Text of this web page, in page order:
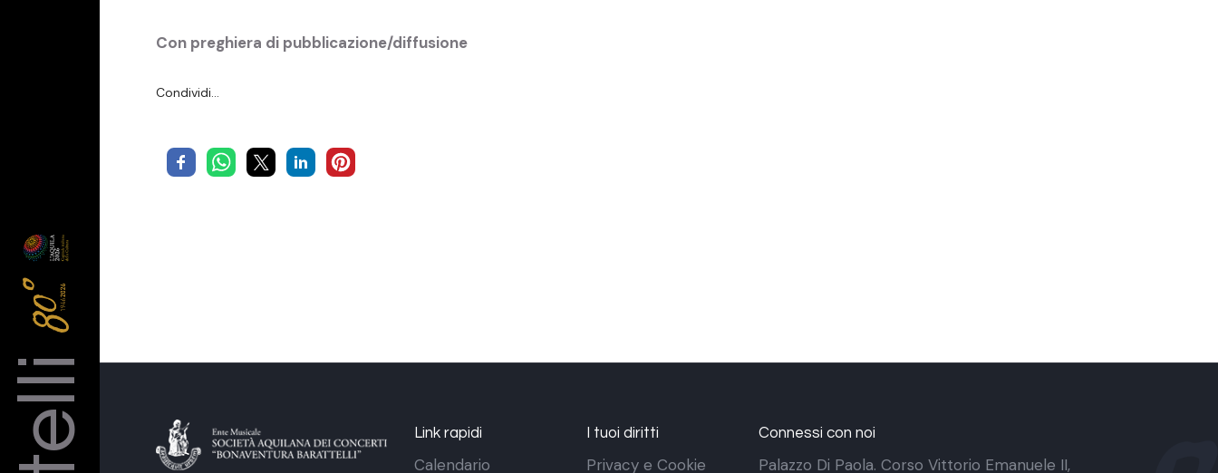
Con preghiera di pubblicazione/diffusione
Condividi…
Link rapidi
Calendario
I tuoi diritti
Privacy e Cookie
Connessi con noi
Palazzo Di Paola. Corso Vittorio Emanuele II,